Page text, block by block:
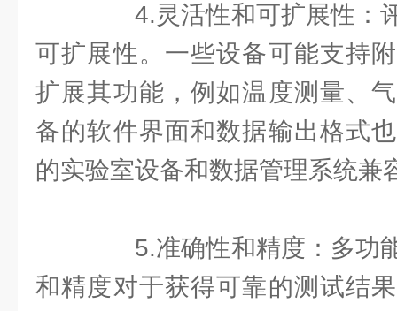
4.灵活性和可扩展性：
可扩展性。一些设备可能支持
扩展其功能，例如温度测量、
备的软件界面和数据输出格式
的实验室设备和数据管理系统兼
5.准确性和精度：多功
和精度对于获得可靠的测试结